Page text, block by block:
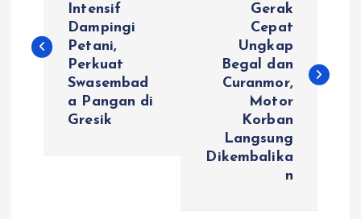
v
Intensif
Dampingi
Petani,
Perkuat
Swasembad
a Pangan di
Gresik
Gerak
Cepat
Ungkap
Begal dan
Curanmor,
Motor
Korban
Langsung
Dikembalika
n